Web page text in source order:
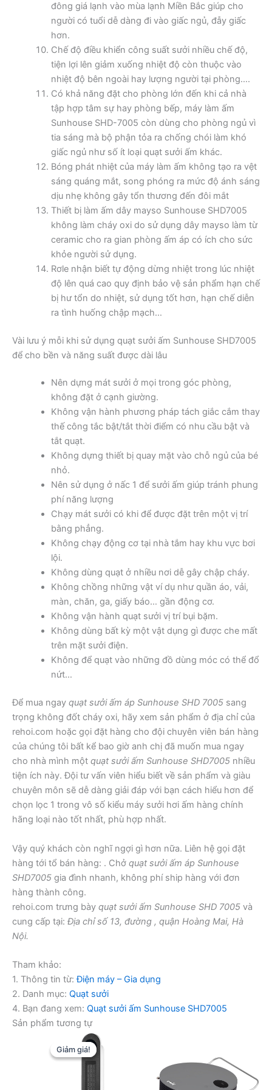
đông giá lạnh vào mùa lạnh Miền Bắc giúp cho
người có tuổi dễ dàng đi vào giấc ngủ, đẫy giấc
hơn.
Chế độ điều khiển công suất sưởi nhiều chế độ,
tiện lợi lên giảm xuống nhiệt độ còn thuộc vào
nhiệt độ bên ngoài hay lượng người tại phòng….
Có khả năng đặt cho phòng lớn đến khi cả nhà
tập hợp tâm sự hay phòng bếp, máy làm ấm
Sunhouse SHD-7005 còn dùng cho phòng ngủ vì
tia sáng mà bộ phận tỏa ra chống chói làm khó
giấc ngủ như số ít loại quạt sưởi ấm khác.
Bóng phát nhiệt của máy làm ấm không tạo ra vệt
sáng quáng mắt, song phóng ra mức độ ánh sáng
dịu nhẹ không gây tổn thương đến đôi mắt
Thiết bị làm ấm dây mayso Sunhouse SHD7005
không làm cháy oxi do sử dụng dây mayso làm từ
ceramic cho ra gian phòng ấm áp có ích cho sức
khỏe người sử dụng.
Rơle nhận biết tự động dừng nhiệt trong lúc nhiệt
độ lên quá cao quy định bảo vệ sản phẩm hạn chế
bị hư tổn do nhiệt, sử dụng tốt hơn, hạn chế diễn
ra tình huống chập mạch…
Vài lưu ý mỗi khi sử dụng quạt sưởi ấm Sunhouse SHD7005
để cho bền và năng suất được dài lâu
Nên dựng mát sưởi ở mọi trong góc phòng,
không đặt ở cạnh giường.
Không vận hành phương pháp tách giắc cắm thay
thế công tắc bật/tắt thời điểm có nhu cầu bật và
tắt quạt.
Không dựng thiết bị quay mặt vào chỗ ngủ của bé
nhỏ.
Nên sử dụng ở nấc 1 để sưởi ấm giúp tránh phung
phí năng lượng
Chạy mát sưởi có khi để được đặt trên một vị trí
bằng phẳng.
Không chạy động cơ tại nhà tắm hay khu vực bơi
lội.
Không dùng quạt ở nhiều nơi dễ gây chập cháy.
Không chồng những vật ví dụ như quần áo, vải,
màn, chăn, ga, giấy báo… gần động cơ.
Không vận hành quạt sưởi vị trí bụi bặm.
Không dùng bất kỳ một vật dụng gì được che mất
trên mặt sưởi điện.
Không để quạt vào những đồ dùng móc có thể đổ
nứt…
Để mua ngay quạt sưởi ấm áp Sunhouse SHD 7005 sang
trọng không đốt cháy oxi, hãy xem sản phẩm ở địa chỉ của
rehoi.com hoặc gọi đặt hàng cho đội chuyên viên bán hàng
của chúng tôi bất kể bao giờ anh chị đã muốn mua ngay
cho nhà mình một quạt sưởi ấm Sunhouse SHD7005 nhiều
tiện ích này. Đội tư vấn viên hiểu biết về sản phẩm và giàu
chuyên môn sẽ dễ dàng giải đáp với bạn cách hiểu hơn để
chọn lọc 1 trong vô số kiểu máy sưởi hơi ấm hàng chính
hãng loại nào tốt nhất, phù hợp nhất.
Vậy quý khách còn nghĩ ngợi gì hơn nữa. Liên hệ gọi đặt
hàng tới tổ bán hàng: . Chở quạt sưởi ấm áp Sunhouse
SHD7005 gia đình nhanh, không phí ship hàng với đơn
hàng thành công.
rehoi.com trưng bày quạt sưởi ấm Sunhouse SHD 7005 và
cung cấp tại: Địa chỉ số 13, đường , quận Hoàng Mai, Hà
Nội.
Tham khảo:
1. Thông tin từ:Điện máy – Gia dụng
2. Danh mục: Quạt sưởi
4. Bạn đang xem: Quạt sưởi ấm Sunhouse SHD7005
Sản phẩm tương tự
Giảm giá!
Giảm giá!